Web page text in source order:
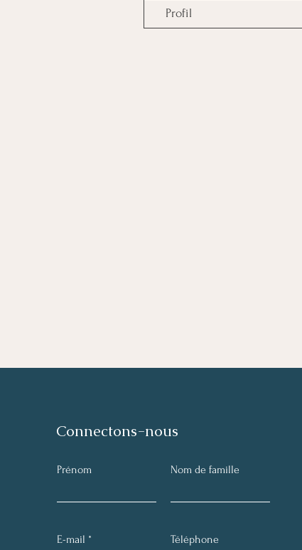
Profil
Connectons-nous
Prénom Nom de famille
E-mail Téléphone